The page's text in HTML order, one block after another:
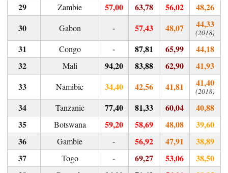
Zambie 57,00 63,78 56,02 48,26
Gabon - 57,43 48,07 44,33
(2018)
Congo - 87,81 65,99 44,18
Mali 94,20 83,88 62,90 41,93
Namibie 34,40 42,56 41,81 41,40
(2018)
Tanzanie 77,40 81,33 60,04 40,88
Botswana 59,20 58,69 48,08 39,60
Gambie - 56,92 47,91 38,89
Togo - 69,27 53,06 38,50